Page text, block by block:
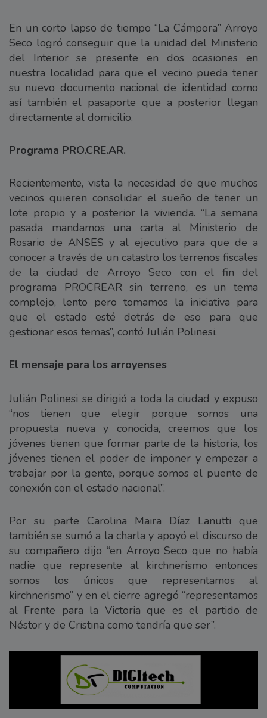
En un corto lapso de tiempo “La Cámpora” Arroyo
Seco logró conseguir que la unidad del Ministerio
del Interior se presente en dos ocasiones en
nuestra localidad para que el vecino pueda tener
su nuevo documento nacional de identidad como
así también el pasaporte que a posterior llegan
directamente al domicilio.
Programa PRO.CRE.AR.
Recientemente, vista la necesidad de que muchos
vecinos quieren consolidar el sueño de tener un
lote propio y a posterior la vivienda. “La semana
pasada mandamos una carta al Ministerio de
Rosario de ANSES y al ejecutivo para que de a
conocer a través de un catastro los terrenos fiscales
de la ciudad de Arroyo Seco con el fin del
programa PROCREAR sin terreno, es un tema
complejo, lento pero tomamos la iniciativa para
que el estado esté detrás de eso para que
gestionar esos temas”, contó Julián Polinesi.
El mensaje para los arroyenses
Julián Polinesi se dirigió a toda la ciudad y expuso
“nos tienen que elegir porque somos una
propuesta nueva y conocida, creemos que los
jóvenes tienen que formar parte de la historia, los
jóvenes tienen el poder de imponer y empezar a
trabajar por la gente, porque somos el puente de
conexión con el estado nacional”.
Por su parte Carolina Maira Díaz Lanutti que
también se sumó a la charla y apoyó el discurso de
su compañero dijo “en Arroyo Seco que no había
nadie que represente al kirchnerismo entonces
somos los únicos que representamos al
kirchnerismo” y en el cierre agregó “representamos
al Frente para la Victoria que es el partido de
Néstor y de Cristina como tendría que ser”.